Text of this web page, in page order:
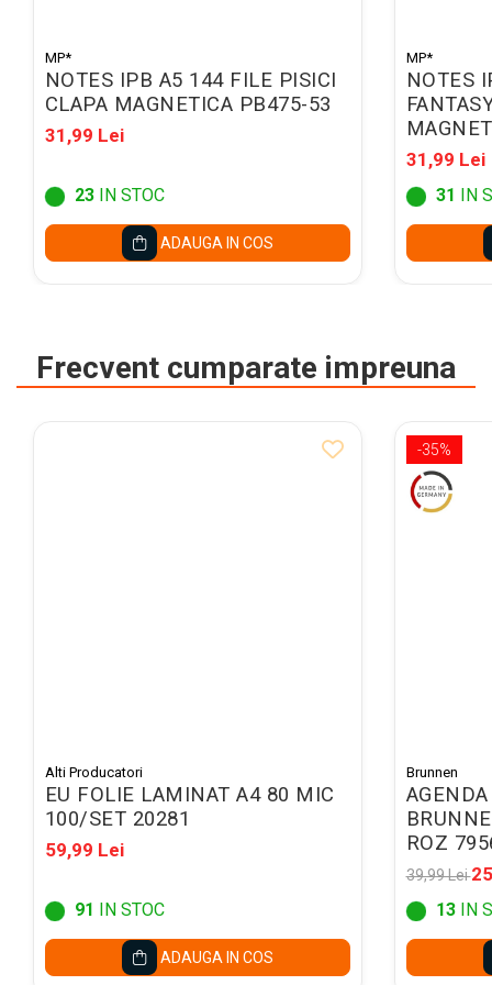
Indecsi autoadezivi,
pagemarkere
separatoare biblioraft
Dosare carton
Dosare suspendabile si
Mape plastic cu elastic
Mape de prezentare cu folii
Suporturi si mape carti vizita
ARTICOLE DE BIROU
Suporturi instrumente de scris
documente
Tavite pentru documente
Benzi adezive si dispensere
MP*
NOTES IPB A5 144 FILE PISICI
CLAPA MAGNETICA PB475-53
31,99 Lei
23IN STOC
ADAUGA IN COS
MP*
NOTES
31,99 Lei
31 IN
Frecvent cumparate impreuna
Alti Producatori
EU FOLIE LAMINAT A4 80 MIC
100/SET 20281
59,99 Lei
91 IN STOC
ADAUGA IN COS
-35%
Brunnen
ROZ
39,99 Lei
13IN